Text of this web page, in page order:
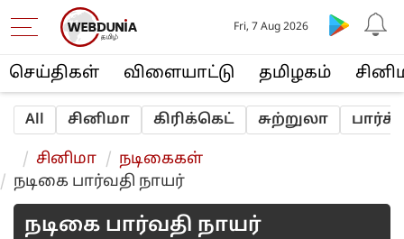
செய்திகள் விளையா‌ட்டு த‌மிழக‌ம்
Fri, 7 Aug 2026
All சினிமா ‌‌கி‌ரி‌க்கெ‌ட் சுற்றுலா
சினிமா
நடிகைக‌ள்
நடிகை பார்வதி நாயர்
நடிகை பார்வதி நாயர்